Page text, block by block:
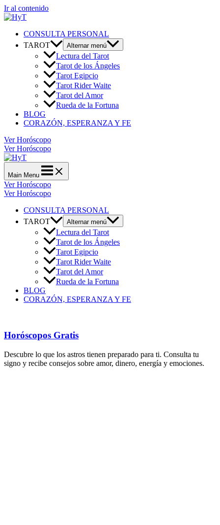
Ir al contenido
CONSULTA PERSONAL
TAROT
Alternar menú
Lectura del Tarot
Tarot de los Ángeles
Tarot Egipcio
Tarot Rider Waite
Tarot del Amor
Rueda de la Fortuna
BLOG
CORAZÓN, ESPERANZA Y FE
Ver Horóscopo
Ver Horóscopo
Main Menu
Ver Horóscopo
Ver Horóscopo
CONSULTA PERSONAL
TAROT
Alternar menú
Lectura del Tarot
Tarot de los Ángeles
Tarot Egipcio
Tarot Rider Waite
Tarot del Amor
Rueda de la Fortuna
BLOG
CORAZÓN, ESPERANZA Y FE
Horóscopos Gratis
Descubre lo que los astros tienen preparado para ti. Consulta tu
signo y recibe consejos sobre amor, dinero, energía y emociones.